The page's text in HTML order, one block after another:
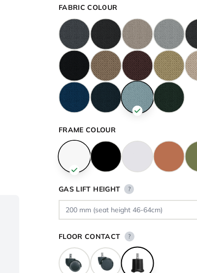
FABRIC COLOUR
FRAME COLOUR
GAS LIFT HEIGHT ?
FLOOR CONTACT ?